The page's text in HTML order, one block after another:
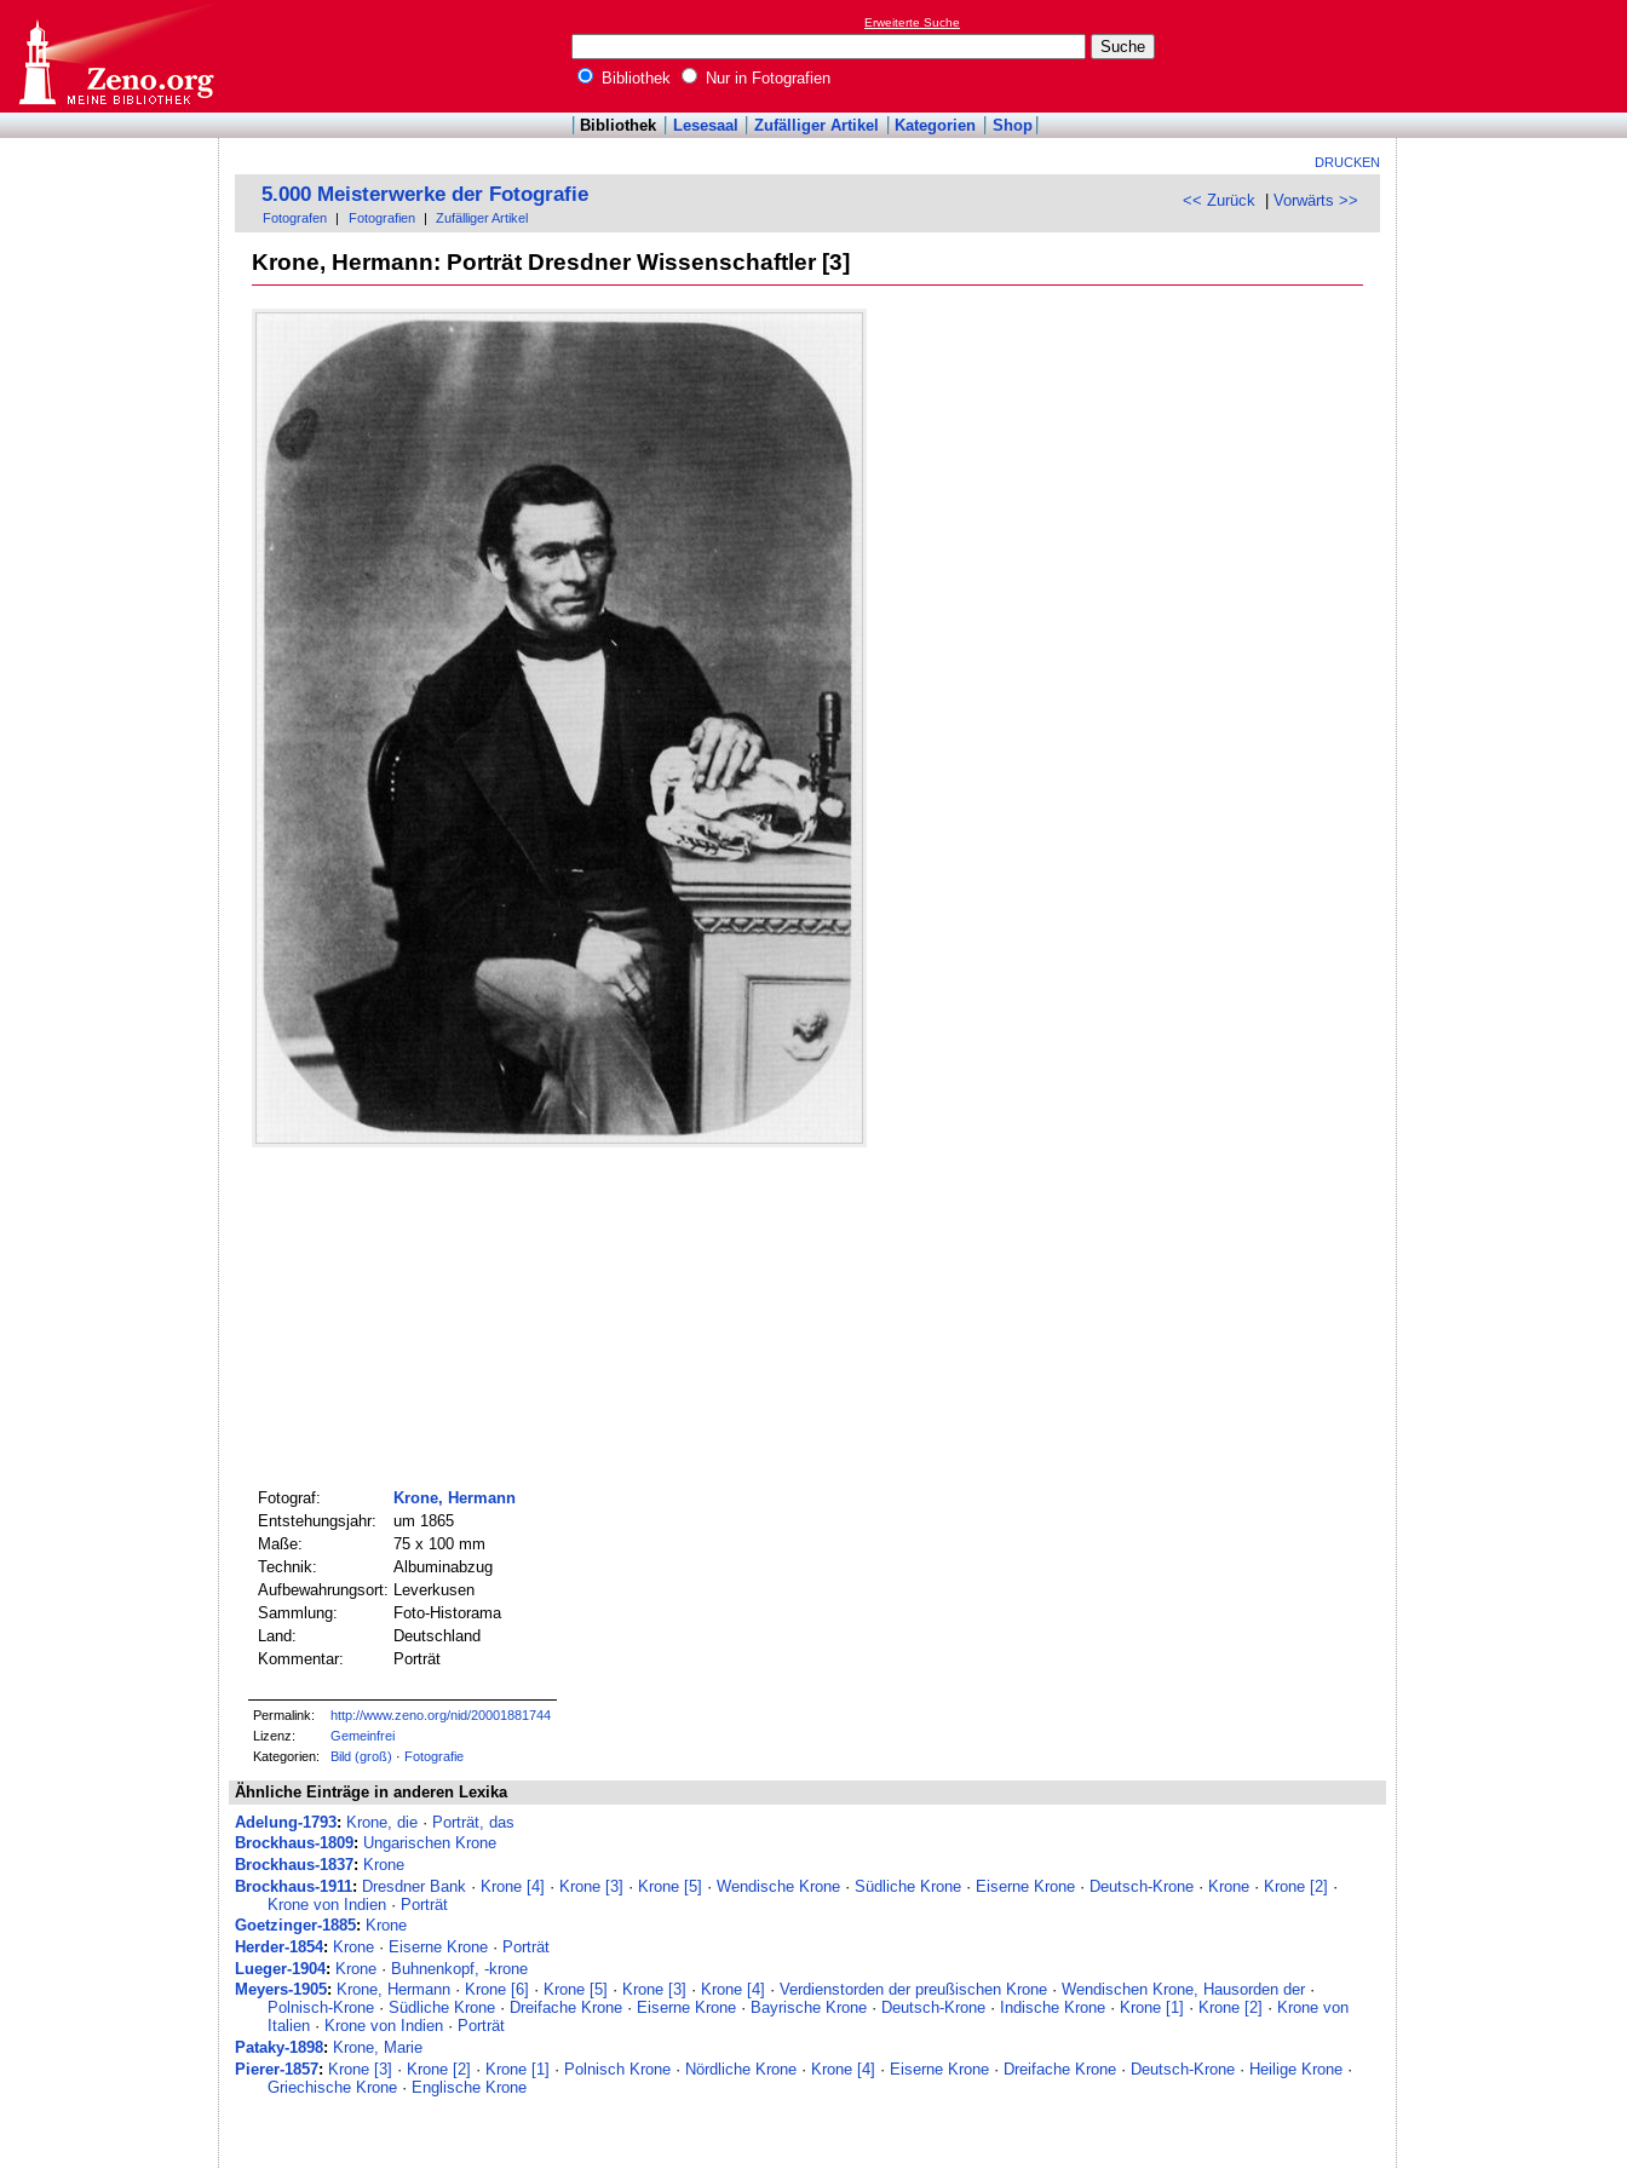
Erweiterte Suche
Bibliothek Nur in Fotografien
Bibliothek Lesesaal Zufälliger Artikel Kategorien Shop
DRUCKEN
<< Zurück |Vorwärts >>
5.000 Meisterwerke der Fotografie
Fotografen Fotografien Zufälliger Artikel
Krone, Hermann: Porträt Dresdner Wissenschaftler [3]
Fotograf:
Krone, Hermann
Entstehungsjahr:
um 1865
Maße:
75 x 100 mm
Technik:
Albuminabzug
Aufbewahrungsort: Leverkusen
Sammlung:
Foto-Historama
Land:
Deutschland
Kommentar:
Porträt
Permalink:
http://www.zeno.org/nid/20001881744
Lizenz:
Gemeinfrei
Kategorien:
Bild (groß) · Fotografie
Ähnliche Einträge in anderen Lexika
Adelung-1793: Krone, die · Porträt, das
Brockhaus-1809: Ungarischen Krone
Brockhaus-1837: Krone
Brockhaus-1911: Dresdner Bank · Krone [4] · Krone [3] · Krone [5] ·Wendische Krone ·Südliche Krone · Eiserne Krone · Deutsch-Krone · Krone · Krone [2] ·
Krone von Indien· Porträt
Goetzinger-1885: Krone
Herder-1854: Krone · Eiserne Krone · Porträt
Lueger-1904: Krone · Buhnenkopf, -krone
Meyers-1905: Krone, Hermann · Krone [6] · Krone [5] · Krone [3] · Krone [4] ·Verdienstorden der preußischen Krone ·Wendischen Krone, Hausorden der·
Polnisch-Krone· Südliche Krone· Dreifache Krone· Eiserne Krone· Bayrische Krone· Deutsch-Krone· Indische Krone· Krone [1] · Krone [2] · Krone von
Italien· Krone von Indien· Porträt
Pataky-1898: Krone, Marie
Pierer-1857: Krone [3] · Krone [2] · Krone [1] · Polnisch Krone · Nördliche Krone · Krone [4] · Eiserne Krone · Dreifache Krone · Deutsch-Krone · Heilige Krone ·
Griechische Krone· Englische Krone